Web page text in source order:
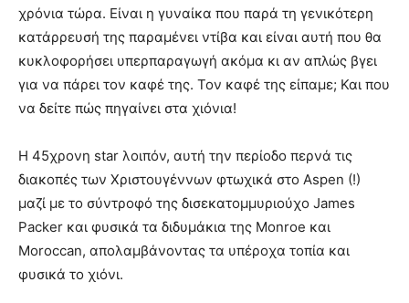
χρόνια τώρα. Είναι η γυναίκα που παρά τη γενικότερη
κατάρρευσή της παραμένει ντίβα και είναι αυτή που θα
κυκλοφορήσει υπερπαραγωγή ακόμα κι αν απλώς βγει
για να πάρει τον καφέ της. Τον καφέ της είπαμε; Και που
να δείτε πώς πηγαίνει στα χιόνια!
Η 45χρονη star λοιπόν, αυτή την περίοδο περνά τις
διακοπές των Χριστουγέννων φτωχικά στο Aspen (!)
μαζί με το σύντροφό της δισεκατομμυριούχο James
Packer και φυσικά τα διδυμάκια της Monroe και
Moroccan, απολαμβάνοντας τα υπέροχα τοπία και
φυσικά το χιόνι.